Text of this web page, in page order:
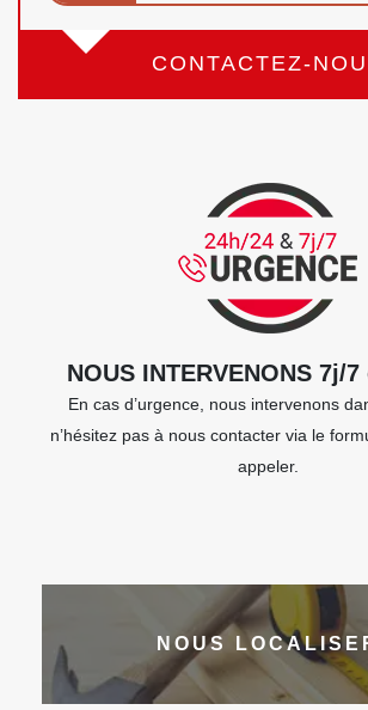
CONTACTEZ-
NOUS INTERVENONS 7j/
En cas d’urgence, nous intervenons
n’hésitez pas à nous contacter via le
appeler.
NOUS